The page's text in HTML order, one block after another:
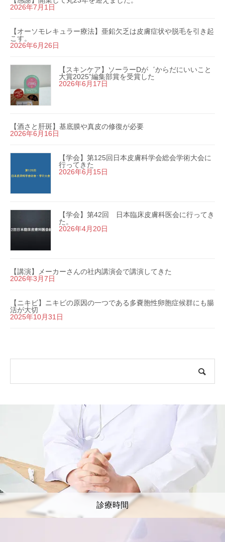
2026年7月1日
【オーソモレキュラー療法】亜鉛欠乏は皮膚症状や脱毛を引き起
こす。
2026年6月26日
【スキンケア】ソーラーDが゛からだにいいこと
大賞2025”編集部賞を受賞した
2026年6月17日
【酒さと肝斑】基底膜や真皮の修復が必要
2026年6月16日
【学会】第125回日本皮膚科学会総会学術大会に
行ってきた
2026年6月15日
【学会】第42回 日本臨床皮膚科医会に行ってき
た。
2026年4月20日
【講演】メーカーさんの社内講演会で講演してきた
2026年3月7日
【ニキビ】ニキビの原因の一つである多嚢胞性卵胞症候群にも腸
活が大切
2025年10月31日
診療時間